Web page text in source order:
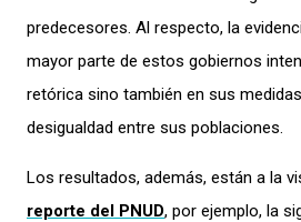
predecesores. Al respecto, la
mayor parte de estos gobiernos
retórica sino también en sus
desigualdad entre sus poblaciones.
Los resultados, además, están a la
reporte del PNUD, por ejemplo, la